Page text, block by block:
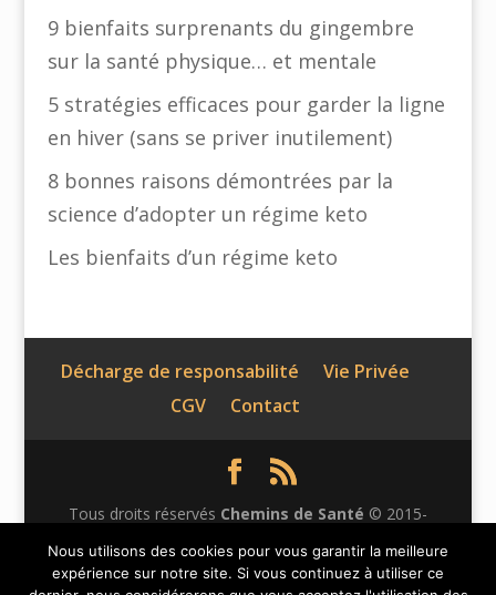
9 bienfaits surprenants du gingembre
sur la santé physique… et mentale
5 stratégies efficaces pour garder la ligne
en hiver (sans se priver inutilement)
8 bonnes raisons démontrées par la
science d’adopter un régime keto
Les bienfaits d’un régime keto
Décharge de responsabilité
Vie Privée
CGV
Contact
Tous droits réservés Chemins de Santé © 2015-
2026 | Ce site n'appartient pas à Facebook et n'est pas
affilié à Facebook Inc. Le contenu de ce site web n'a
Nous utilisons des cookies pour vous garantir la meilleure
expérience sur notre site. Si vous continuez à utiliser ce